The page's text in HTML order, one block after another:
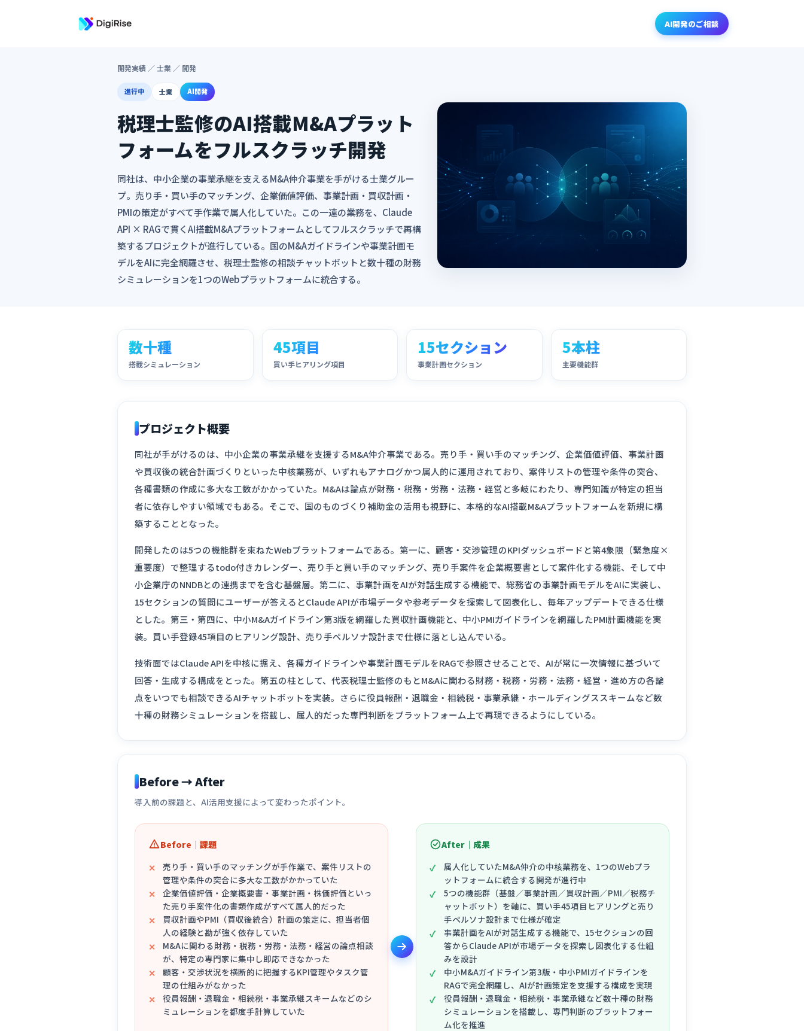
AI開発のご相談
開発実績 ／ 士業 ／ 開発
進行中 士業 AI開発
税理士監修のAI搭載M&Aプラット
フォームをフルスクラッチ開発
同社は、中小企業の事業承継を支えるM&A仲介事業を手がける士業グルー
プ。売り手・買い手のマッチング、企業価値評価、事業計画・買収計画・
PMIの策定がすべて手作業で属人化していた。この一連の業務を、Claude
API × RAGで貫くAI搭載M&Aプラットフォームとしてフルスクラッチで再構
築するプロジェクトが進行している。国のM&Aガイドラインや事業計画モ
デルをAIに完全網羅させ、税理士監修の相談チャットボットと数十種の財務
シミュレーションを1つのWebプラットフォームに統合する。
数十種
搭載シミュレーション
45項目
買い手ヒアリング項目
15セクション
事業計画セクション
5本柱
主要機能群
プロジェクト概要
同社が手がけるのは、中小企業の事業承継を支援するM&A仲介事業である。売り手・買い手のマッチング、企業価値評価、事業計画
や買収後の統合計画づくりといった中核業務が、いずれもアナログかつ属人的に運用されており、案件リストの管理や条件の突合、
各種書類の作成に多大な工数がかかっていた。M&Aは論点が財務・税務・労務・法務・経営と多岐にわたり、専門知識が特定の担当
者に依存しやすい領域でもある。そこで、国のものづくり補助金の活用も視野に、本格的なAI搭載M&Aプラットフォームを新規に構
築することとなった。
開発したのは5つの機能群を束ねたWebプラットフォームである。第一に、顧客・交渉管理のKPIダッシュボードと第4象限（緊急度×
重要度）で整理するtodo付きカレンダー、売り手と買い手のマッチング、売り手案件を企業概要書として案件化する機能、そして中
小企業庁のNNDBとの連携までを含む基盤層。第二に、事業計画をAIが対話生成する機能で、総務省の事業計画モデルをAIに実装し、
15セクションの質問にユーザーが答えるとClaude APIが市場データや参考データを探索して図表化し、毎年アップデートできる仕様
とした。第三・第四に、中小M&Aガイドライン第3版を網羅した買収計画機能と、中小PMIガイドラインを網羅したPMI計画機能を実
装。買い手登録45項目のヒアリング設計、売り手ペルソナ設計まで仕様に落とし込んでいる。
技術面ではClaude APIを中核に据え、各種ガイドラインや事業計画モデルをRAGで参照させることで、AIが常に一次情報に基づいて
回答・生成する構成をとった。第五の柱として、代表税理士監修のもとM&Aに関わる財務・税務・労務・法務・経営・進め方の各論
点をいつでも相談できるAIチャットボットを実装。さらに役員報酬・退職金・相続税・事業承継・ホールディングススキームなど数
十種の財務シミュレーションを搭載し、属人的だった専門判断をプラットフォーム上で再現できるようにしている。
Before → After
導入前の課題と、AI活用支援によって変わったポイント。
Before｜課題
売り手・買い手のマッチングが手作業で、案件リストの
管理や条件の突合に多大な工数がかかっていた
企業価値評価・企業概要書・事業計画・株価評価といっ
た売り手案件化の書類作成がすべて属人的だった
買収計画やPMI（買収後統合）計画の策定に、担当者個
人の経験と勘が強く依存していた
M&Aに関わる財務・税務・労務・法務・経営の論点相談
が、特定の専門家に集中し即応できなかった
顧客・交渉状況を横断的に把握するKPI管理やタスク管
理の仕組みがなかった
役員報酬・退職金・相続税・事業承継スキームなどのシ
ミュレーションを都度手計算していた
After｜成果
属人化していたM&A仲介の中核業務を、1つのWebプラ
ットフォームに統合する開発が進行中
5つの機能群（基盤／事業計画／買収計画／PMI／税務チ
ャットボット）を軸に、買い手45項目ヒアリングと売り
手ペルソナ設計まで仕様が確定
事業計画をAIが対話生成する機能で、15セクションの回
答からClaude APIが市場データを探索し図表化する仕組
みを設計
中小M&Aガイドライン第3版・中小PMIガイドラインを
RAGで完全網羅し、AIが計画策定を支援する構成を実現
役員報酬・退職金・相続税・事業承継など数十種の財務
シミュレーションを搭載し、専門判断のプラットフォー
ム化を推進